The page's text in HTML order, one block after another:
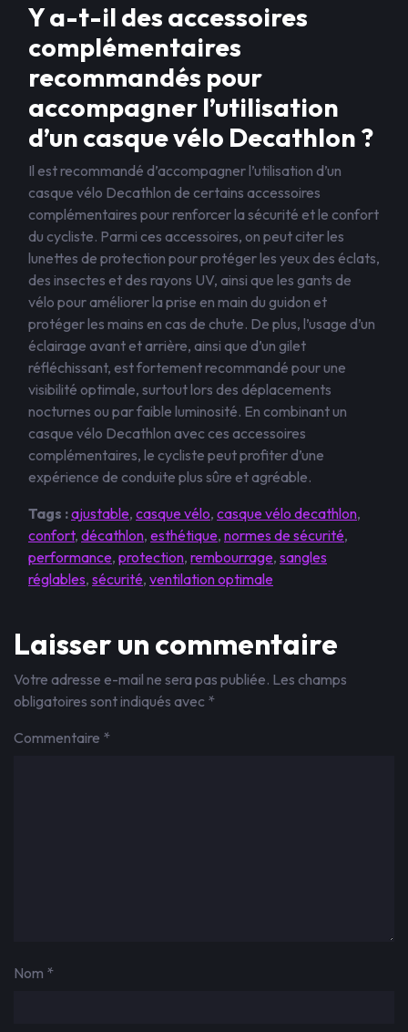
Y a-t-il des accessoires
complémentaires
recommandés pour
accompagner l’utilisation
d’un casque vélo Decathlon ?
Il est recommandé d’accompagner l’utilisation d’un
casque vélo Decathlon de certains accessoires
complémentaires pour renforcer la sécurité et le confort
du cycliste. Parmi ces accessoires, on peut citer les
lunettes de protection pour protéger les yeux des éclats,
des insectes et des rayons UV, ainsi que les gants de
vélo pour améliorer la prise en main du guidon et
protéger les mains en cas de chute. De plus, l’usage d’un
éclairage avant et arrière, ainsi que d’un gilet
réfléchissant, est fortement recommandé pour une
visibilité optimale, surtout lors des déplacements
nocturnes ou par faible luminosité. En combinant un
casque vélo Decathlon avec ces accessoires
complémentaires, le cycliste peut profiter d’une
expérience de conduite plus sûre et agréable.
Tags :ajustable, casque vélo, casque vélo decathlon,
confort, décathlon, esthétique, normes de sécurité,
performance, protection, rembourrage, sangles
réglables, sécurité, ventilation optimale
Laisser un commentaire
Votre adresse e-mail ne sera pas publiée. Les champs
obligatoires sont indiqués avec *
Commentaire *
Nom *